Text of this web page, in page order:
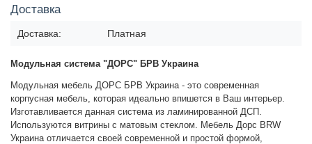
Доставка
Доставка: Платная
Модульная система "ДОРС" БРВ Украина
Модульная мебель ДОРС БРВ Украина - это современная
корпусная мебель, которая идеально впишется в Ваш интерьер.
Изготавливается данная система из ламинированной ДСП.
Используются витрины с матовым стеклом. Мебель Дорс BRW
Украина отличается своей современной и простой формой,